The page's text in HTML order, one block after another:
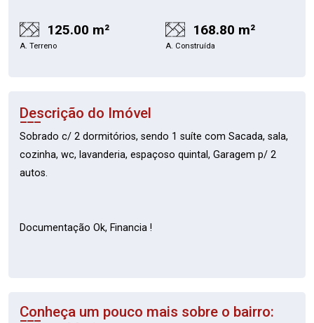
125.00 m²
A. Terreno
168.80 m²
A. Construída
Descrição do Imóvel
Sobrado c/ 2 dormitórios, sendo 1 suíte com Sacada, sala,
cozinha, wc, lavanderia, espaçoso quintal, Garagem p/ 2
autos.
Documentação Ok, Financia !
Conheça um pouco mais sobre o bairro: